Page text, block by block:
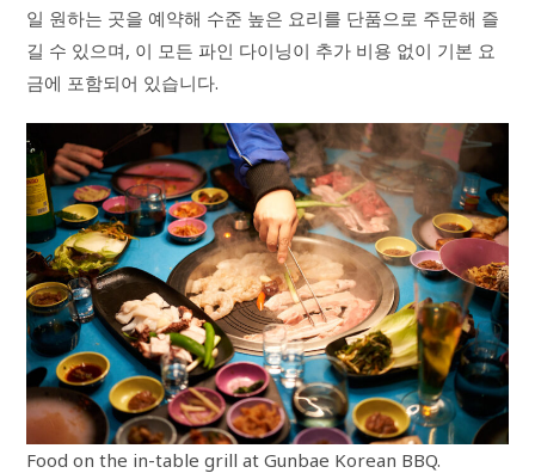
일 원하는 곳을 예약해 수준 높은 요리를 단품으로 주문해 즐
길 수 있으며, 이 모든 파인 다이닝이 추가 비용 없이 기본 요
금에 포함되어 있습니다.
Food on the in-table grill at Gunbae Korean BBQ.